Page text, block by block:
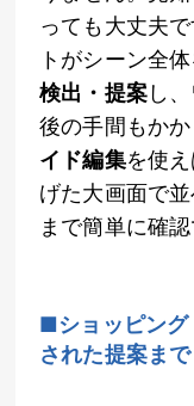
っても大丈夫で
トがシーン全
検出・提案し
後の手間もか
イド編集を使
げた大画面で
まで簡単に確認
■ショッピング
された提案まで